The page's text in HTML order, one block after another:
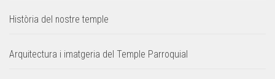
Història del nostre temple
Arquitectura i imatgeria del Temple Parroquial